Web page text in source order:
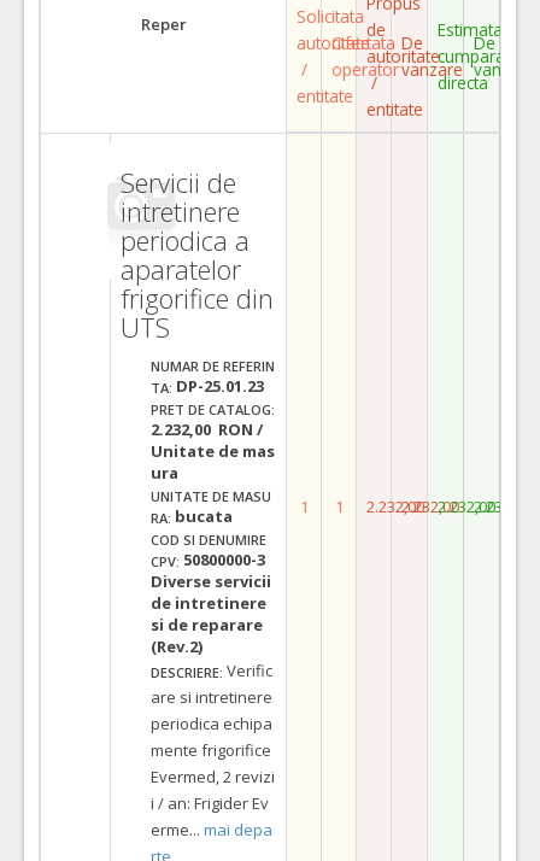
Reper
Solicitata
autoritate
/
entitate
Ofertata
operator
de
autoritate
/
entitate
De
vanzare
Estimata
cumparare
directa
De
vanzare
Servicii de
intretinere
periodica a
aparatelor
frigorifice din
UTS
NUMAR DE REFERIN
TA: DP-25.01.23
PRET DE CATALOG:
2.232,00 RON /
Unitate de mas
ura
UNITATE DE MASU
RA: bucata
COD SI DENUMIRE
CPV: 50800000-3
Diverse servicii
de intretinere
si de reparare
(Rev.2)
DESCRIERE: Verific
are si intretinere
periodica echipa
mente frigorifice
Evermed, 2 revizi
i / an: Frigider Ev
erme... mai depa
rte
1 1 2.232,002.232,002.232,002.232,00